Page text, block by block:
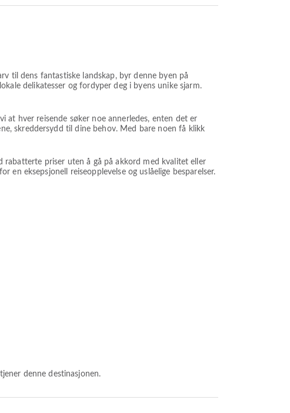
til dens fantastiske landskap, byr denne byen på
delikatesser og fordyper deg i byens unike sjarm.
at hver reisende søker noe annerledes, enten det er
skreddersydd til dine behov. Med bare noen få klikk
priser uten å gå på akkord med kvalitet eller
eksepsjonell reiseopplevelse og uslåelige besparelser.
denne destinasjonen.